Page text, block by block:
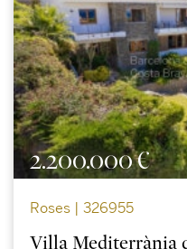
2.200.000 €
Roses | 326955
Villa Mediterrània